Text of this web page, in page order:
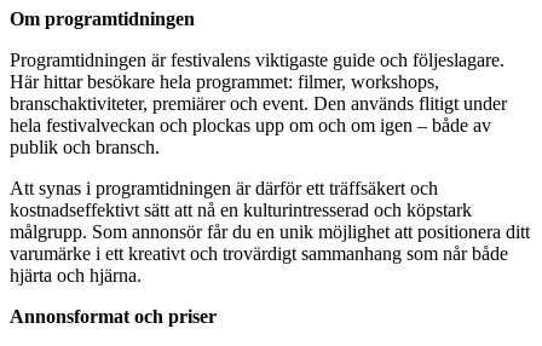
Om programtidningen
Programtidningen är festivalens viktigaste guide och följeslagare.
Här hittar besökare hela programmet: filmer, workshops,
branschaktiviteter, premiärer och event. Den används flitigt under
hela festivalveckan och plockas upp om och om igen – både av
publik och bransch.
Att synas i programtidningen är därför ett träffsäkert och
kostnadseffektivt sätt att nå en kulturintresserad och köpstark
målgrupp. Som annonsör får du en unik möjlighet att positionera ditt
varumärke i ett kreativt och trovärdigt sammanhang som når både
hjärta och hjärna.
Annonsformat och priser